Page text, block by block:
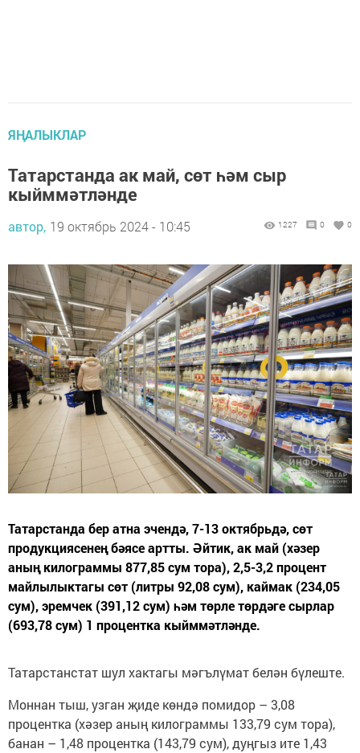
ЯҢАЛЫКЛАР
Татарстанда ак май, сөт һәм сыр
кыйммәтләнде
автор, 19 октябрь 2024 - 10:45 1227 0 0
Татарстанда бер атна эчендә, 7-13 октябрьдә, сөт
продукциясенең бәясе артты. Әйтик, ак май (хәзер
аның килограммы 877,85 сум тора), 2,5-3,2 процент
майлылыктагы сөт (литры 92,08 сум), каймак (234,05
сум), эремчек (391,12 сум) һәм төрле төрдәге сырлар
(693,78 сум) 1 процентка кыйммәтләнде.
Татарстанстат шул хактагы мәгълүмат белән бүлеште.
Моннан тыш, узган җиде көндә помидор – 3,08
процентка (хәзер аның килограммы 133,79 сум тора),
банан – 1,48 процентка (143,79 сум), дуңгыз ите 1,43